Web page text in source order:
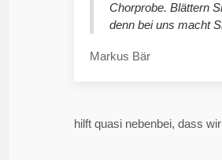
Chorprobe. Blättern
denn bei uns macht
Markus Bär
hilft quasi nebenbei, dass